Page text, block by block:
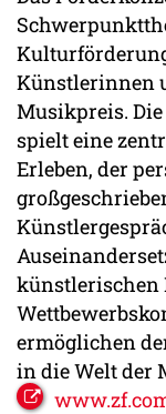
Künstlerinnen
Musikpreis.
spielt eine
Erleben, der
künstlerischen
ermöglichen
in die Welt der